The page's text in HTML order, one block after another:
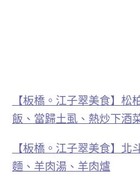
【板橋。江子翠美食】松
飯、當歸土虱、熱炒下酒
【板橋。江子翠美食】北
麵、羊肉湯、羊肉爐